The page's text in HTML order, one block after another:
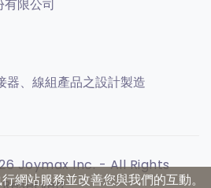
限公司
器、線組產品之設計製造
Joymax Inc. - All Rights
網站服務並改善您與我們的互動。